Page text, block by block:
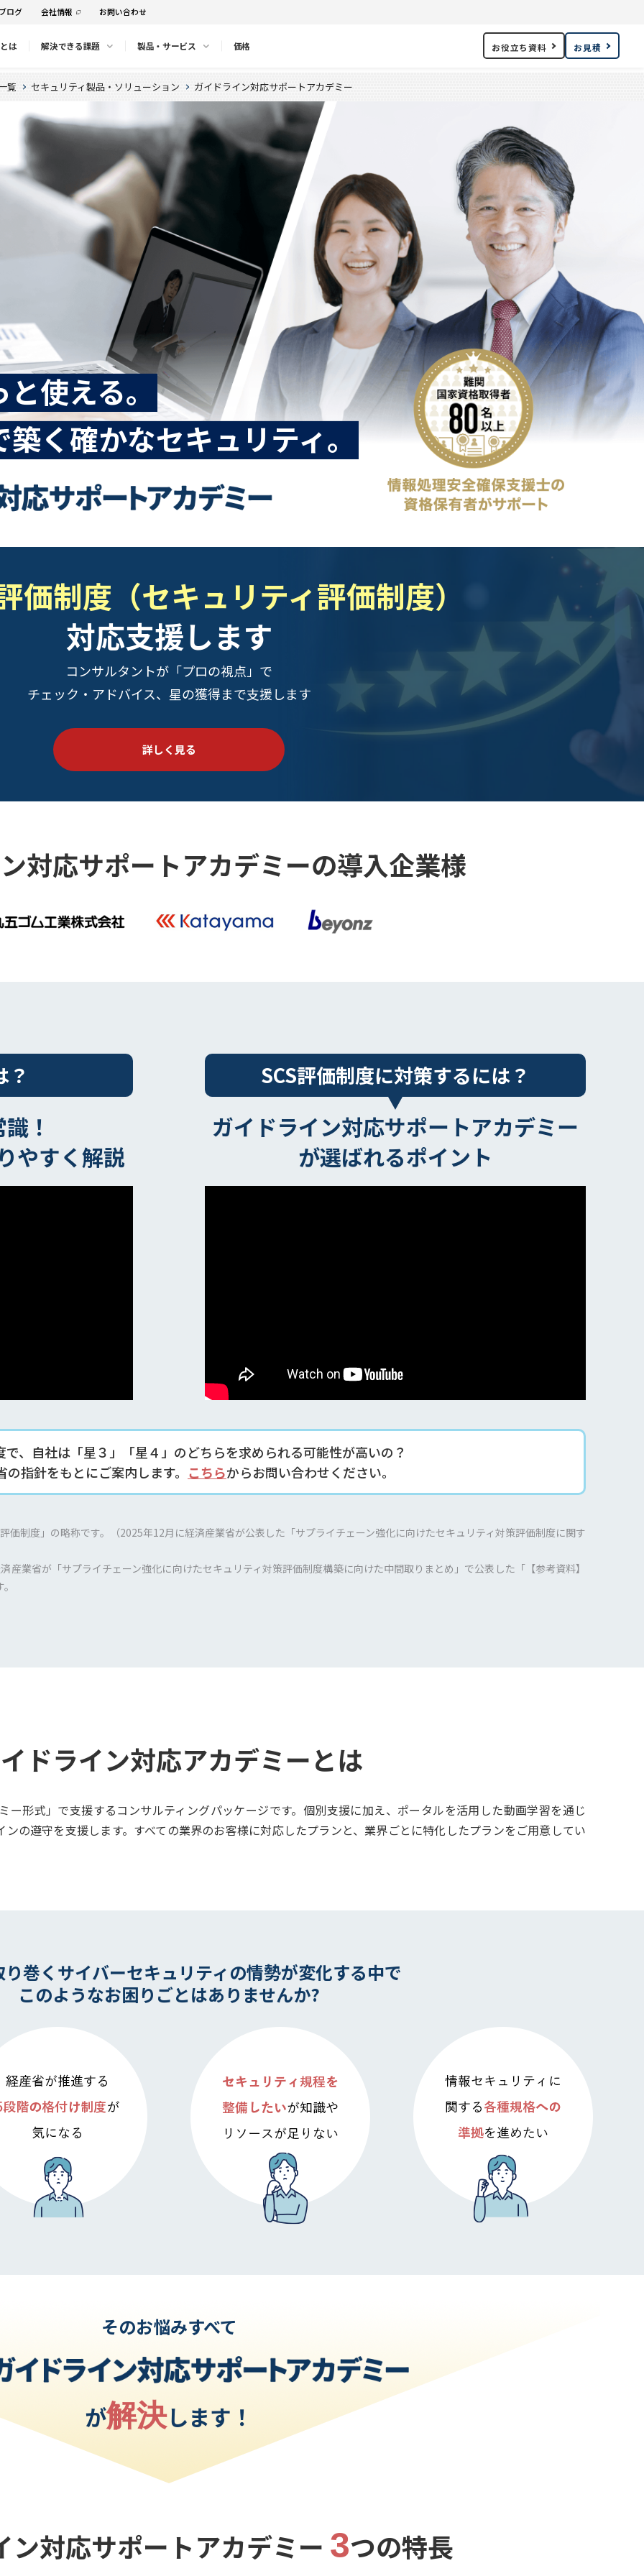
ログ 会社情報 お問い合わせ
は 解決できる課題 製品・サービス 価格 お役立ち資料 お見積
覧 セキュリティ製品・ソリューション ガイドライン対応サポートアカデミー
使える。
く確かなセキュリティ。
価制度（セキュリティ評価制度）
対応支援します
コンサルタントが「プロの視点」で
チェック・アドバイス、星の獲得まで支援します
詳しく見る
対応サポートアカデミーの導入企業様
？
！
やすく解説
SCS評価制度に対策するには？
ガイドライン対応サポートアカデミー
が選ばれるポイント
で、自社は「星３」「星４」のどちらを求められる可能性が高いの？
の指針をもとにご案内します。 こちらからお問い合わせください。
制度」の略称です。（2025年12月に経済産業省が公表した「サプライチェーン強化に向けたセキュリティ対策評価制度に関す
業省が「サプライチェーン強化に向けたセキュリティ対策評価制度構築に向けた中間取りまとめ」で公表した「【参考資料】
ドライン対応アカデミーとは
ー形式」で支援するコンサルティングパッケージです。個別支援に加え、ポータルを活用した動画学習を通じ
の遵守を支援します。すべての業界のお客様に対応したプランと、業界ごとに特化したプランをご用意してい
巻く サイバーセキュリティの情勢が変化する中で
このようなお困りごとはありませんか?
そのお悩みすべて
が解決します！
ン対応サポートアカデミー 3つの特長